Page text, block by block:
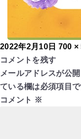
投
稿
日:
2022年2月10日 フ
サ
イ
700 ×
コメントを残す
メールアドレスが公
ている欄は必須項目
コメント ※